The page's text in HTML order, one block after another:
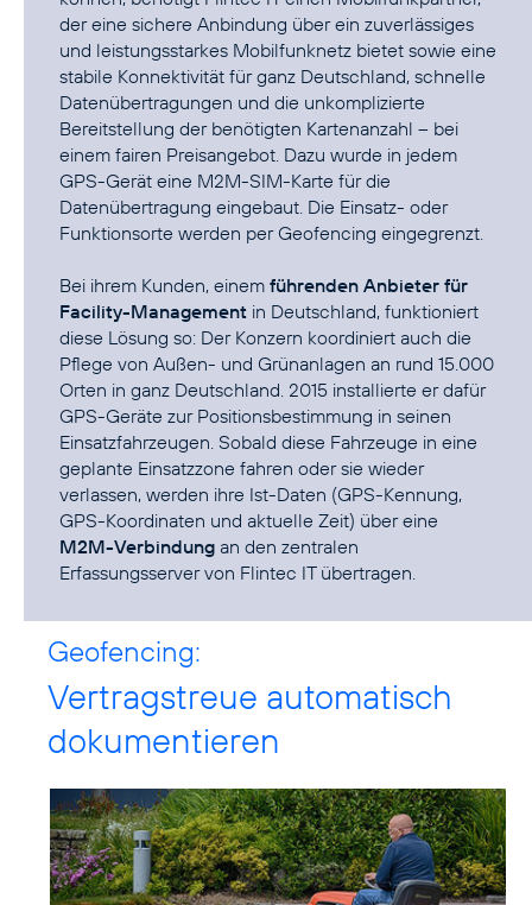
der eine sichere Anbindung über ein zuverlässiges
und leistungsstarkes Mobilfunknetz bietet sowie eine
stabile Konnektivität für ganz Deutschland, schnelle
Datenübertragungen und die unkomplizierte
Bereitstellung der benötigten Kartenanzahl – bei
einem fairen Preisangebot. Dazu wurde in jedem
GPS-Gerät eine M2M-SIM-Karte für die
Datenübertragung eingebaut. Die Einsatz- oder
Funktionsorte werden per Geofencing eingegrenzt.
Bei ihrem Kunden, einem führenden Anbieter für
Facility-Management in Deutschland, funktioniert
diese Lösung so: Der Konzern koordiniert auch die
Pflege von Außen- und Grünanlagen an rund 15.000
Orten in ganz Deutschland. 2015 installierte er dafür
GPS-Geräte zur Positionsbestimmung in seinen
Einsatzfahrzeugen. Sobald diese Fahrzeuge in eine
geplante Einsatzzone fahren oder sie wieder
verlassen, werden ihre Ist-Daten (GPS-Kennung,
GPS-Koordinaten und aktuelle Zeit) über eine
M2M-Verbindung an den zentralen
Erfassungsserver von Flintec IT übertragen.
Geofencing:
Vertragstreue automatisch
dokumentieren